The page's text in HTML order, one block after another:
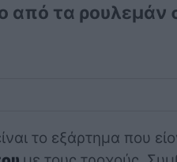
από τα ρουλεμάν
το εξάρτημα που